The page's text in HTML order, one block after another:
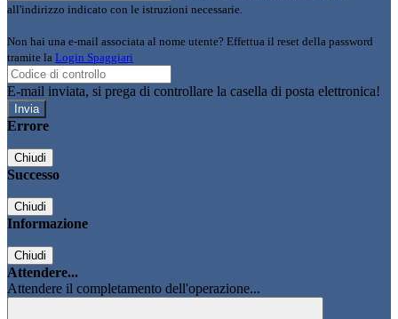
all'indirizzo indicato con le istruzioni necessarie.
Non hai una e-mail associata al nome utente? Effettua il reset della password
tramite la Login Spaggiari
E-mail inviata, si prega di controllare la casella di posta elettronica!
Errore
Chiudi
Successo
Chiudi
Informazione
Chiudi
Attendere...
Attendere il completamento dell'operazione...